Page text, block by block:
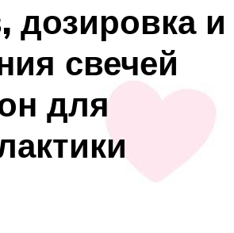
дозировка и
свечей
для